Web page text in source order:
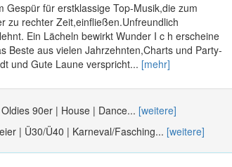
Gespür für erstklassige Top-Musik,die zum
zu rechter Zeit,einfließen.Unfreundlich
Ein Lächeln bewirkt Wunder I c h erscheine
Beste aus vielen Jahrzehnten,Charts und Party-
und Gute Laune verspricht... [mehr]
90er | House | Dance... [weitere]
| Ü30/Ü40 | Karneval/Fasching... [weitere]